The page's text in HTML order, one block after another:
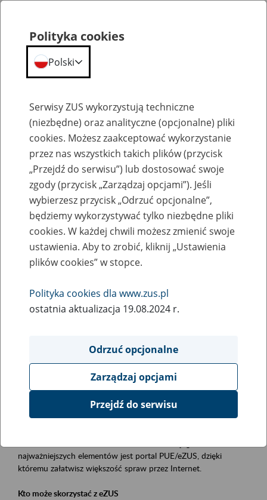
Szkolenia
Zaproś ZUS do siebie - zakładanie profili
eZUS w siedzibie Twojej firmy
Rodzaj wydarzenia
Szkolenia
Obszar merytoryczny
obsługa klientów
Opis wydarzenia
Platforma Usług Elektronicznych ZUS eZUS
najważniejszych elementów jest portal PUE/eZUS, dzięki
któremu załatwisz większość spraw przez Internet.
Kto może skorzystać z eZUS
Polityka cookies
Polski
Serwisy ZUS wykorzystują techniczne
(niezbędne) oraz analityczne (opcjonalne) pliki
cookies. Możesz zaakceptować wykorzystanie
przez nas wszystkich takich plików (przycisk
„Przejdź do serwisu”) lub dostosować swoje
zgody (przycisk „Zarządzaj opcjami”). Jeśli
wybierzesz przycisk „Odrzuć opcjonalne”,
będziemy wykorzystywać tylko niezbędne pliki
cookies. W każdej chwili możesz zmienić swoje
ustawienia. Aby to zrobić, kliknij „Ustawienia
plików cookies” w stopce.
Polityka cookies dla www.zus.pl
ostatnia aktualizacja 19.08.2024 r.
Odrzuć opcjonalne
Zarządzaj opcjami
Przejdź do serwisu